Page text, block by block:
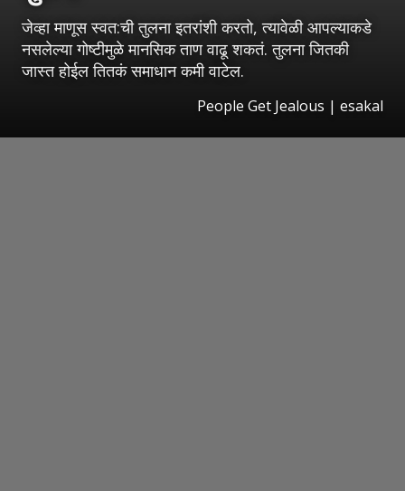
जेव्हा माणूस स्वत:ची तुलना इतरांशी करतो, त्यावेळी आपल्याकडे
नसलेल्या गोष्टीमुळे मानसिक ताण वाढू शकतं. तुलना जितकी
जास्त होईल तितकं समाधान कमी वाटेल.
People Get Jealous | esakal